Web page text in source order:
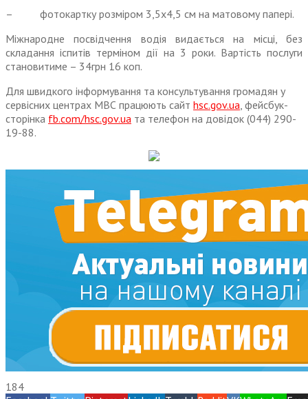
– фотокартку розміром 3,5х4,5 см на матовому папері.
Міжнародне посвідчення водія видається на місці, без
складання іспитів терміном дії на 3 роки. Вартість послуги
становитиме – 34грн 16 коп.
Для швидкого інформування та консультування громадян у
сервісних центрах МВС працюють сайт hsc.gov.ua, фейсбук-
сторінка fb.com/hsc.gov.ua та телефон на довідок (044) 290-
19-88.
184